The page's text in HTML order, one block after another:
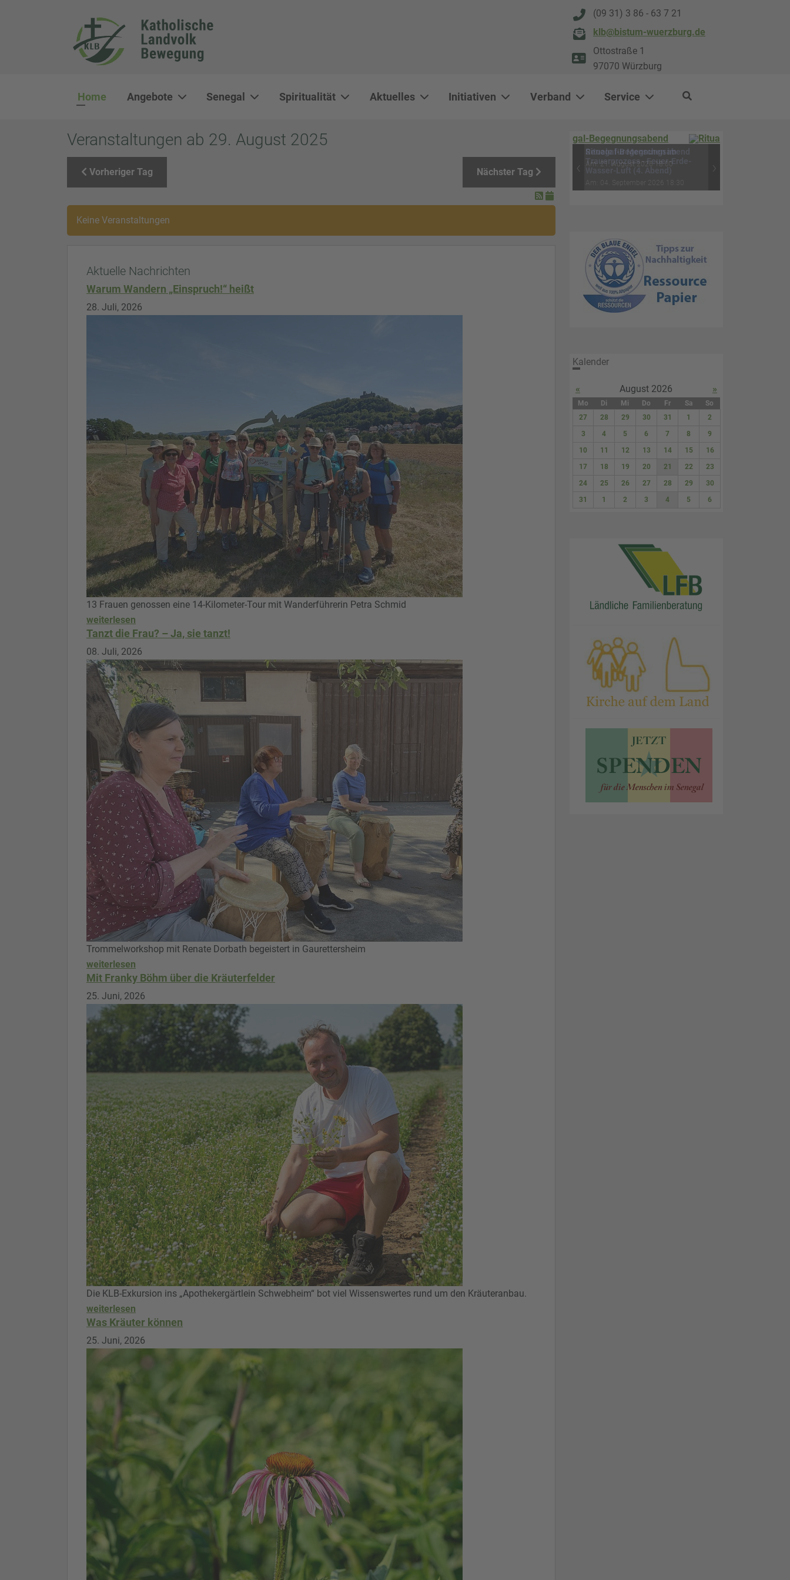
(09 31) 3 86 - 63 7 21
klb@bistum-wuerzburg.de
Ottostraße 1
97070 Würzburg
Home Angebote Senegal Spiritualität Aktuelles Initiativen Verband Service
WAL 3034 1800x500
WAL 8217 1800x500
20220730 115738 1800x500
20230911 165003 1800x500
DSC00568 1800x500
DSC 5882 DxO 1800x500
IMG 0711 1800x500
WAL 0061 1800x500
WAL 5484 1800x500
WAL 99591800x500
Veranstaltungen ab 29. August 2025
Vorheriger Tag Nächster Tag
Keine Veranstaltungen
Aktuelle Nachrichten
Warum Wandern „Einspruch!“ heißt
28. Juli, 2026
13 Frauen genossen eine 14-Kilometer-Tour mit Wanderführerin Petra Schmid
weiterlesen
Tanzt die Frau? – Ja, sie tanzt!
08. Juli, 2026
Trommelworkshop mit Renate Dorbath begeistert in Gaurettersheim
weiterlesen
Mit Franky Böhm über die Kräuterfelder
25. Juni, 2026
Die KLB-Exkursion ins „Apothekergärtlein Schwebheim“ bot viel Wissenswertes rund um den Kräuteranbau.
weiterlesen
Was Kräuter können
25. Juni, 2026
Wasser-Luft (4. Abend)
‹ ›
« August 2026 »
Mo Di Mi Do Fr Sa
So
27
28 29 30 31 1
2
3
4 5 6 7 8
9
10
11 12 13 14 15
16
17
18 19 20 21 22
23
24
25 26 27 28 29
30